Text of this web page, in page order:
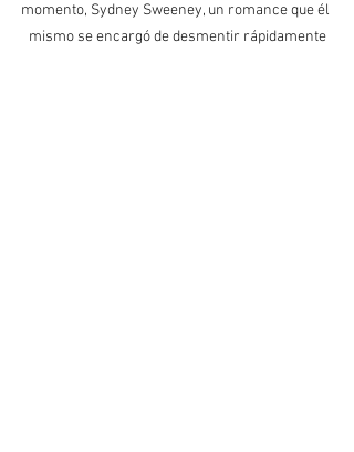
momento, Sydney Sweeney, un romance que él
mismo se encargó de desmentir rápidamente